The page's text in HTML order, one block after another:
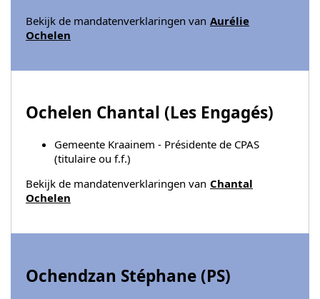
Bekijk de mandatenverklaringen van Aurélie
Ochelen
Ochelen Chantal (Les Engagés)
Gemeente Kraainem - Présidente de CPAS
(titulaire ou f.f.)
Bekijk de mandatenverklaringen van Chantal
Ochelen
Ochendzan Stéphane (PS)